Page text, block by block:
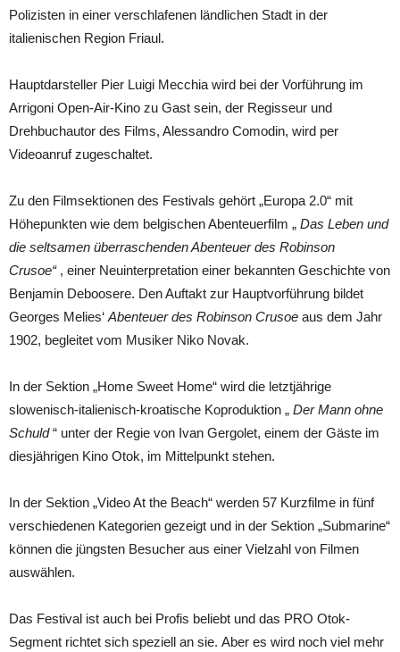
Polizisten in einer verschlafenen ländlichen Stadt in der
italienischen Region Friaul.
Hauptdarsteller Pier Luigi Mecchia wird bei der Vorführung im
Arrigoni Open-Air-Kino zu Gast sein, der Regisseur und
Drehbuchautor des Films, Alessandro Comodin, wird per
Videoanruf zugeschaltet.
Zu den Filmsektionen des Festivals gehört „Europa 2.0“ mit
Höhepunkten wie dem belgischen Abenteuerfilm „ Das Leben und
die seltsamen überraschenden Abenteuer des Robinson
Crusoe“, einer Neuinterpretation einer bekannten Geschichte von
Benjamin Deboosere. Den Auftakt zur Hauptvorführung bildet
Georges Melies‘ Abenteuer des Robinson Crusoe aus dem Jahr
1902, begleitet vom Musiker Niko Novak.
In der Sektion „Home Sweet Home“ wird die letztjährige
slowenisch-italienisch-kroatische Koproduktion „ Der Mann ohne
Schuld“ unter der Regie von Ivan Gergolet, einem der Gäste im
diesjährigen Kino Otok, im Mittelpunkt stehen.
In der Sektion „Video At the Beach“ werden 57 Kurzfilme in fünf
verschiedenen Kategorien gezeigt und in der Sektion „Submarine“
können die jüngsten Besucher aus einer Vielzahl von Filmen
auswählen.
Das Festival ist auch bei Profis beliebt und das PRO Otok-
Segment richtet sich speziell an sie. Aber es wird noch viel mehr